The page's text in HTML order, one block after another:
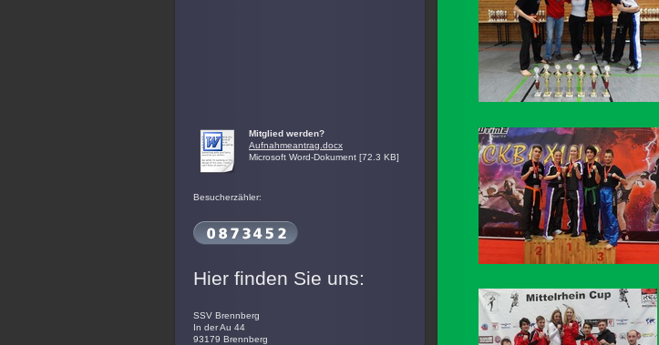
Mitglied werden?
Aufnahmeantrag.docx
Microsoft Word-Dokument [72.3 KB]
Besucherzähler:
Hier finden Sie uns:
SSV Brennberg
In der Au 44
93179 Brennberg